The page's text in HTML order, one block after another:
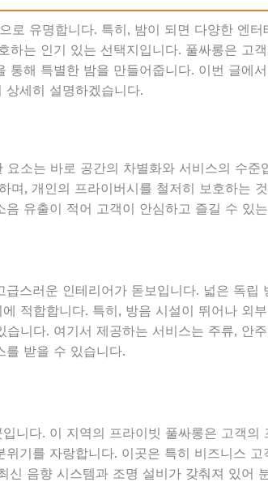
로 유명합니다. 특히, 밤이 되면 다양한 엔
는 인기 있는 선택지입니다. 풀싸롱은 고
통해 특별한 밤을 만들어줍니다. 이번 글에
세히 설명하겠습니다.
소는 바로 공간의 차별화와 서비스의 수준
, 개인의 프라이버시를 철저히 보호하는
유출이 적어 고객이 안심하고 즐길 수 있
스러운 인테리어가 돋보입니다. 넓은 독립
적합합니다. 특히, 방음 시설이 뛰어나 외
니다. 여기서 제공하는 서비스는 주류, 안
를 받을 수 있습니다.
니다. 이 지역의 프라이빗 풀싸롱은 고객의
기를 자랑합니다. 이곳은 특히 비즈니스
신 음향 시스템과 조명 설비가 갖춰져 있어